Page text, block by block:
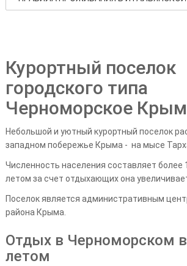
Курортный поселок
городского типа
Черноморское Крым
Небольшой и уютный курортный поселок
западном побережье Крыма - на мысе
Численность населения составляет более
летом за счет отдыхающих она
Поселок является административным
района Крыма.
Отдых в Черноморском
летом